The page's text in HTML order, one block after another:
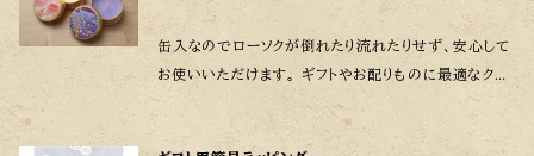
缶入なのでローソクが倒れたり流れたりせず、安心して
お使いいただけます。 ギフトやお配りものに最適なクリ
アケース入り。 燃焼時間：約8時間 クリアケース寸法１
個：W75×D75×H41mm 商品寸法１個：高さ38mm ø